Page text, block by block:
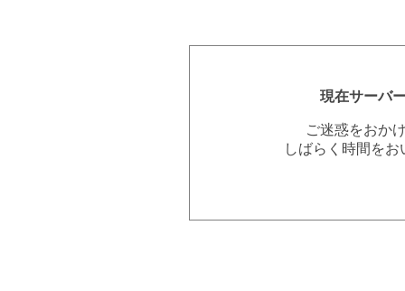
現在サーバ
ご迷惑をおか
しばらく時間を